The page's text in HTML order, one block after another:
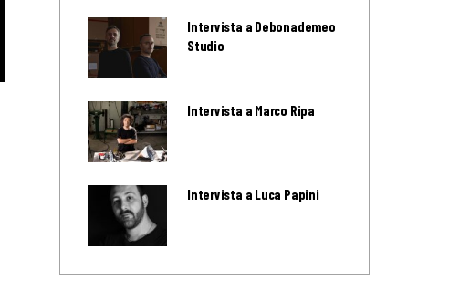
Intervista a Debonademeo
Studio
Intervista a Marco Ripa
Intervista a Luca Papini